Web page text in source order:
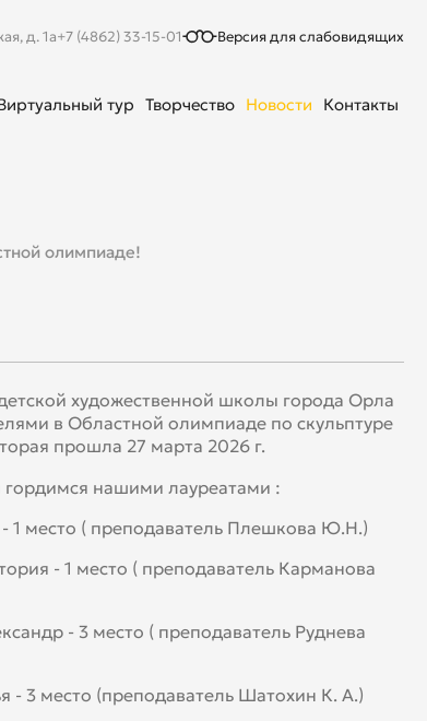
д. 1а+7 (4862) 33-15-01 Версия для слабовидящих
тур Творчество Новости Контакты
олимпиаде!
художественной школы города Орла
в Областной олимпиаде по скульптуре
прошла 27 марта 2026 г.
нашими лауреатами :
1 место ( преподаватель Плешкова Ю.Н.)
- 1 место ( преподаватель Карманова
- 3 место ( преподаватель Руднева
- 3 место (преподаватель Шатохин К. А.)